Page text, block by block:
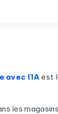
avec l'IA est
les